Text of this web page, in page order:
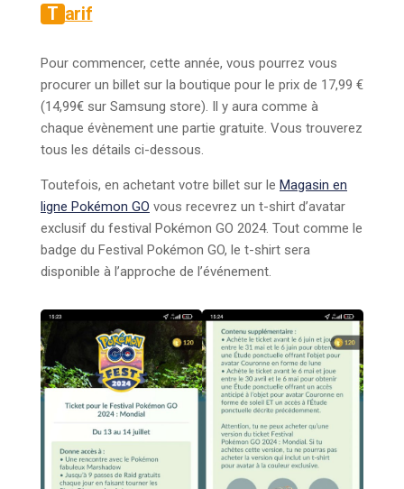
Tarif
Pour commencer, cette année, vous pourrez vous
procurer un billet sur la boutique pour le prix de 17,99 €
(14,99€ sur Samsung store). Il y aura comme à
chaque évènement une partie gratuite. Vous trouverez
tous les détails ci-dessous.
Toutefois, en achetant votre billet sur le Magasin en
ligne Pokémon GO vous recevrez un t-shirt d’avatar
exclusif du festival Pokémon GO 2024. Tout comme le
badge du Festival Pokémon GO, le t-shirt sera
disponible à l’approche de l’événement.